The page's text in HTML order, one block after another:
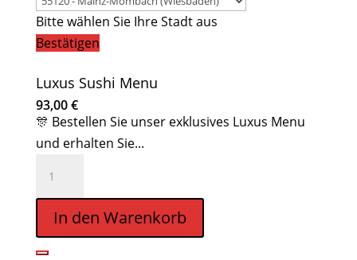
Bitte wählen Sie Ihre Stadt aus
Bestätigen
Luxus Sushi Menu
93,00€
🎊 Bestellen Sie unser exklusives Luxus Menu
und erhalten Sie...
Sushi
Menge
In den Warenkorb